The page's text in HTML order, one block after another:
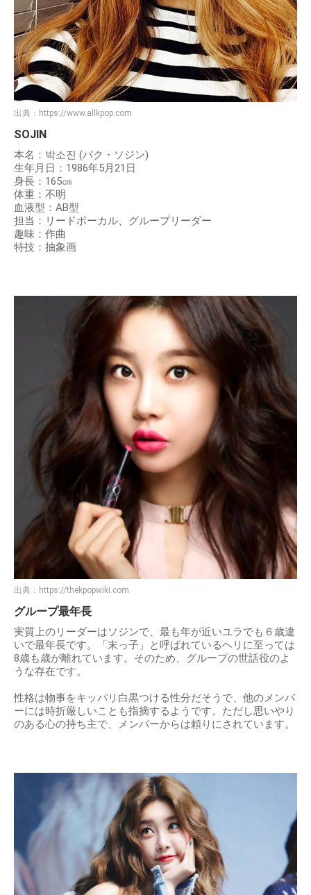
出典： https://www.allkpop.com
SOJIN
本名：박소진 (パク・ソジン)
生年月日：1986年5月21日
身長：165㎝
体重：不明
血液型：AB型
担当：リードボーカル、グループリーダー
趣味：作曲
特技：抽象画
出典： https://thekpopwiki.com
グループ最年長
実質上のリーダーはソジンで、最も年が近いユラでも６歳違
いで最年長です。「末っ子」と呼ばれているヘリに至っては
8歳も歳が離れています。そのため、グループの世話役のよ
うな存在です。
性格は物事をキッパリ白黒つける性分だそうで、他のメンバ
ーには時折厳しいことも指摘するようです。ただし思いやり
のある心の持ち主で、メンバーからは頼りにされています。